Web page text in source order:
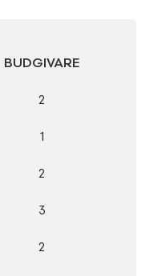
BUDGIVARE
2
1
2
3
2